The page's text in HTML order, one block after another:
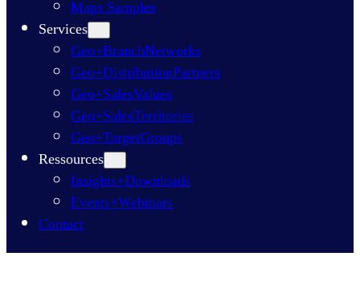
Maps Samples
Services
Geo+BranchNetworks
Geo+DistributionPartners
Geo+SalesValues
Geo+SalesTerritories
Geo+TargetGroups
Ressources
Insights+Downloads
Events+Webinars
Contact